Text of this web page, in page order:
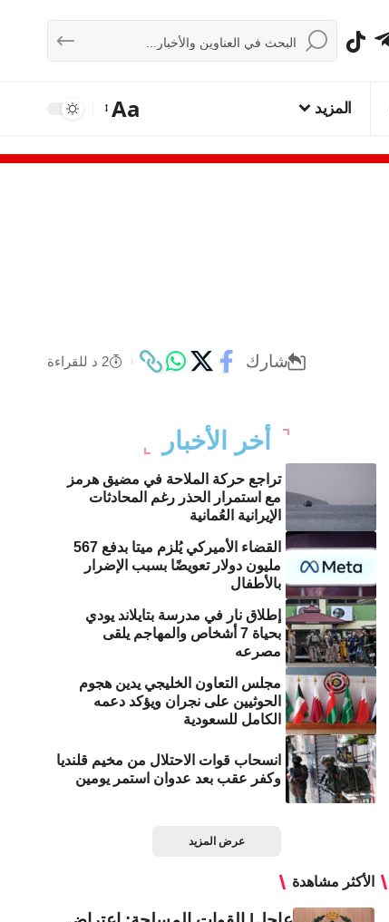
المزيد Aa
شارك 2 د للقراءة
أخر الأخبار
تراجع حركة الملاحة في مضيق هرمز
مع استمرار الحذر رغم المحادثات
الإيرانية العُمانية
القضاء الأميركي يُلزم ميتا بدفع 567
مليون دولار تعويضًا بسبب الإضرار
بالأطفال
إطلاق نار في مدرسة بتايلاند يودي
بحياة 7 أشخاص والمهاجم يلقى
مصرعه
مجلس التعاون الخليجي يدين هجوم
الحوثيين على نجران ويؤكد دعمه
الكامل للسعودية
انسحاب قوات الاحتلال من مخيم قلنديا
وكفر عقب بعد عدوان استمر يومين
عرض المزيد
الأكثر مشاهدة